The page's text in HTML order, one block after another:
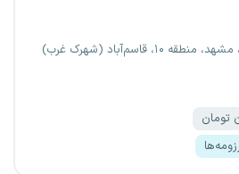
مشهد، منطقه ۱۰، قاسم‌آباد (شهرک غرب)